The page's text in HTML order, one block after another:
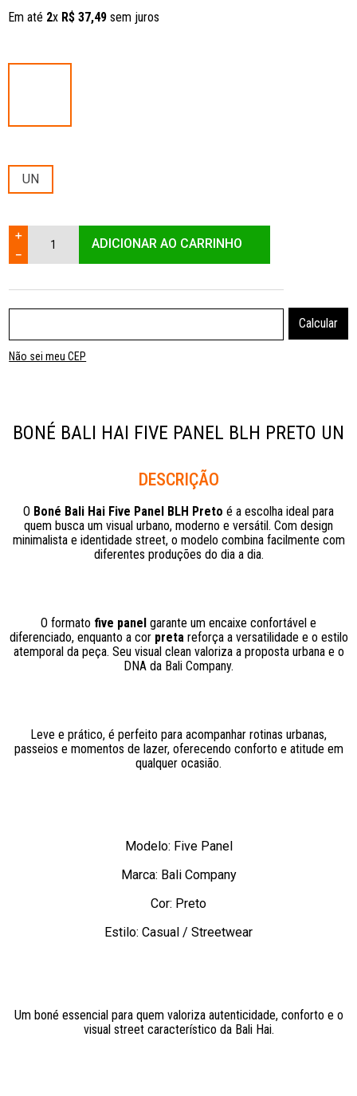
Em até 2x R$ 37,49 sem juros
UN
＋
－
ADICIONAR AO CARRINHO
Não sei meu CEP
BONÉ BALI HAI FIVE PANEL BLH PRETO UN
Descrição
O Boné Bali Hai Five Panel BLH Preto é a escolha ideal para
quem busca um visual urbano, moderno e versátil. Com design
minimalista e identidade street, o modelo combina facilmente com
diferentes produções do dia a dia.
O formato five panel garante um encaixe confortável e
diferenciado, enquanto a cor pretareforça a versatilidade e o estilo
atemporal da peça. Seu visual clean valoriza a proposta urbana e o
DNA da Bali Company.
Leve e prático, é perfeito para acompanhar rotinas urbanas,
passeios e momentos de lazer, oferecendo conforto e atitude em
qualquer ocasião.
Modelo: Five Panel
Marca: Bali Company
Cor: Preto
Estilo: Casual / Streetwear
Um boné essencial para quem valoriza autenticidade, conforto e o
visual street característico da Bali Hai.